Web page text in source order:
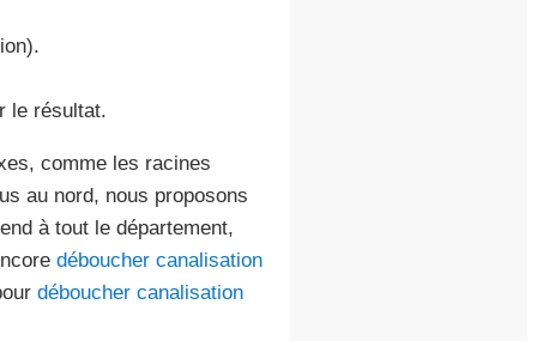
le résultat.
comme les racines
au nord, nous proposons
à tout le département,
déboucher canalisation
déboucher canalisation